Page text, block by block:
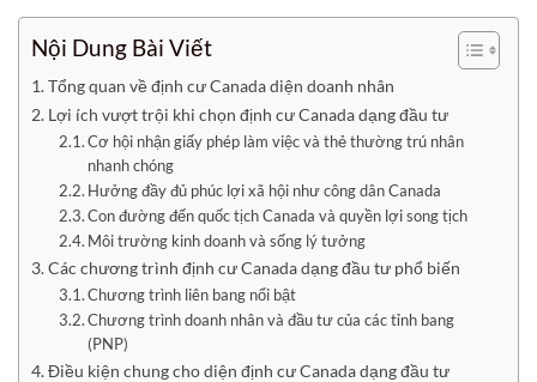
Nội Dung Bài Viết
Tổng quan về định cư Canada diện doanh nhân
Lợi ích vượt trội khi chọn định cư Canada dạng đầu tư
Cơ hội nhận giấy phép làm việc và thẻ thường trú nhân
nhanh chóng
Hưởng đầy đủ phúc lợi xã hội như công dân Canada
Con đường đến quốc tịch Canada và quyền lợi song tịch
Môi trường kinh doanh và sống lý tưởng
Các chương trình định cư Canada dạng đầu tư phổ biến
Chương trình liên bang nổi bật
Chương trình doanh nhân và đầu tư của các tỉnh bang
(PNP)
Điều kiện chung cho diện định cư Canada dạng đầu tư